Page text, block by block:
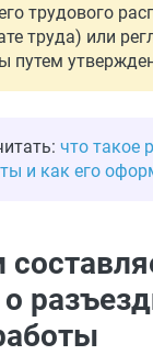
трудового
труда) или
путем
что такое
и как его